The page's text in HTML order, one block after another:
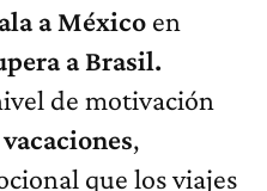
a México en
a Brasil.
de motivación
vacaciones,
que los viajes